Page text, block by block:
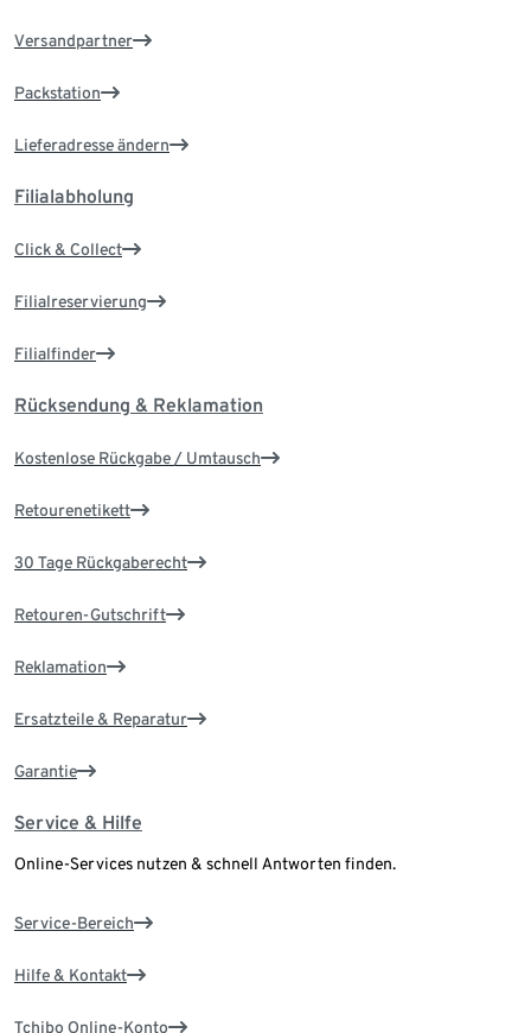
Versandpartner
Packstation
Lieferadresse ändern
Filialabholung
Click & Collect
Filialreservierung
Filialfinder
Rücksendung & Reklamation
Kostenlose Rückgabe / Umtausch
Retourenetikett
30 Tage Rückgaberecht
Retouren-Gutschrift
Reklamation
Ersatzteile & Reparatur
Garantie
Service & Hilfe
Online-Services nutzen & schnell Antworten finden.
Service-Bereich
Hilfe & Kontakt
Tchibo Online-Konto